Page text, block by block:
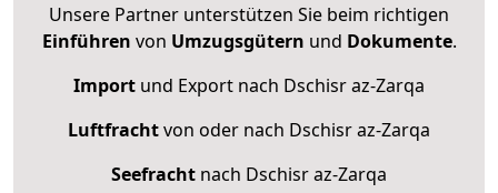
Unsere Partner unterstützen Sie beim richtigen
Einführen von Umzugsgütern und Dokumente.
Import und Export nach Dschisr az-Zarqa
Luftfrachtvon oder nach Dschisr az-Zarqa
Seefracht nach Dschisr az-Zarqa